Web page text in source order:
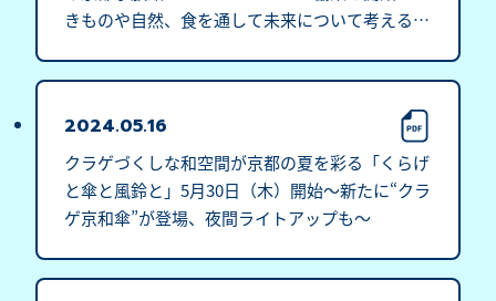
きものや自然、食を通して未来について考える機
2024.05.16
クラゲづくしな和空間が京都の夏を彩る「くらげ
と傘と風鈴と」5月30日（木）開始～新たに“クラ
ゲ京和傘”が登場、夜間ライトアップも～